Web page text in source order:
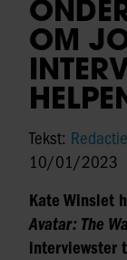
OM
Tekst:
10/01/2023
Kate Winslet
Avatar: The
interviewster